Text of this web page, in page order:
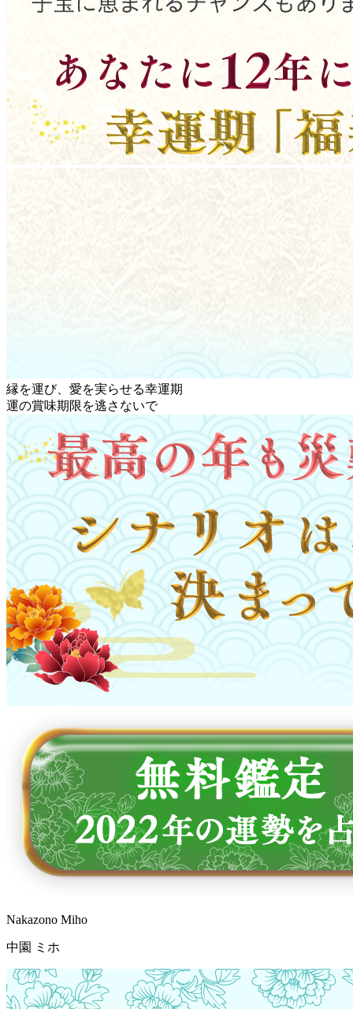
縁を運び、愛を実らせる幸運期
運の賞味期限を逃さないで
Nakazono Miho
中園 ミホ